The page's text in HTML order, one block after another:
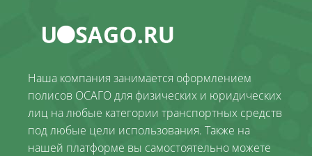
Наша компания занимается оформлением
полисов ОСАГО для физических и юридических
лиц на любые категории транспортных средств
под любые цели использования. Также на
нашей платформе вы самостоятельно можете